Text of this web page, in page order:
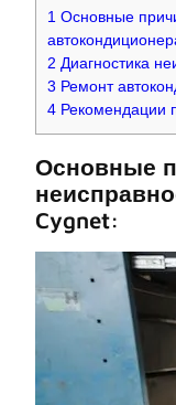
1 Основные
2 Диагностика
3 Ремонт
4 Рекомендации
Основные
Cygnet: